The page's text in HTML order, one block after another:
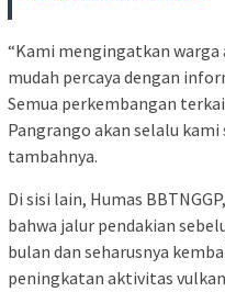
“Kami mengingatkan
mudah percaya dengan
Semua perkembangan
Pangrango akan selalu
tambahnya.
Di sisi lain, Humas
bahwa jalur pendakian
bulan dan seharusnya
peningkatan aktivitas